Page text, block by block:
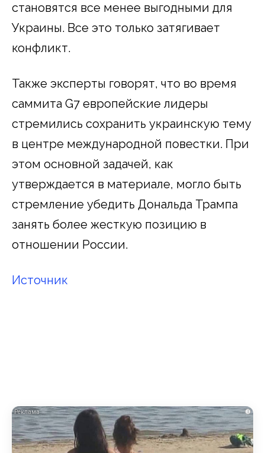
становятся все менее выгодными для
Украины. Все это только затягивает
конфликт.
Также эксперты говорят, что во время
саммита G7 европейские лидеры
стремились сохранить украинскую тему
в центре международной повестки. При
этом основной задачей, как
утверждается в материале, могло быть
стремление убедить Дональда Трампа
занять более жесткую позицию в
отношении России.
Источник
i